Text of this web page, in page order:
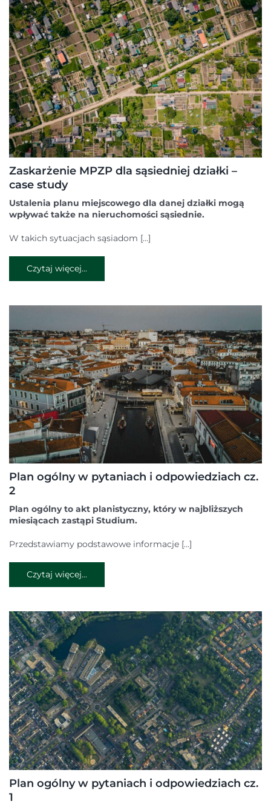
Zaskarżenie MPZP dla sąsiedniej działki –
case study
Ustalenia planu miejscowego dla danej działki mogą
wpływać także na nieruchomości sąsiednie.
W takich sytuacjach sąsiadom […]
Czytaj więcej...
Plan ogólny w pytaniach i odpowiedziach cz.
2
Plan ogólny to akt planistyczny, który w najbliższych
miesiącach zastąpi Studium.
Przedstawiamy podstawowe informacje […]
Czytaj więcej...
Plan ogólny w pytaniach i odpowiedziach cz.
1